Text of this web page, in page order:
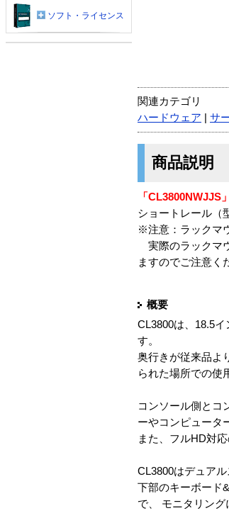
関連カテゴリ
ハードウェア
サ
商品説明
「CL3800NWJJS」
ショートレール（
※注意：ラックマ
実際のラックマ
ますのでご注意く
概要
CL3800は、18.5
す。
奥行きが従来品よ
られた場所での使
コンソール側とコ
ーやコンピュータ
また、フルHD対
CL3800はデュア
下部のキーボード
で、 モニタリング
ソフト・ライセンス